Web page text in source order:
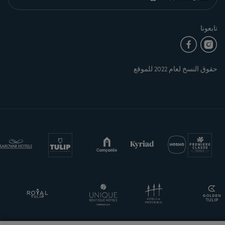
تابعونا
حقوق النسخ لعام 2022 للموقع